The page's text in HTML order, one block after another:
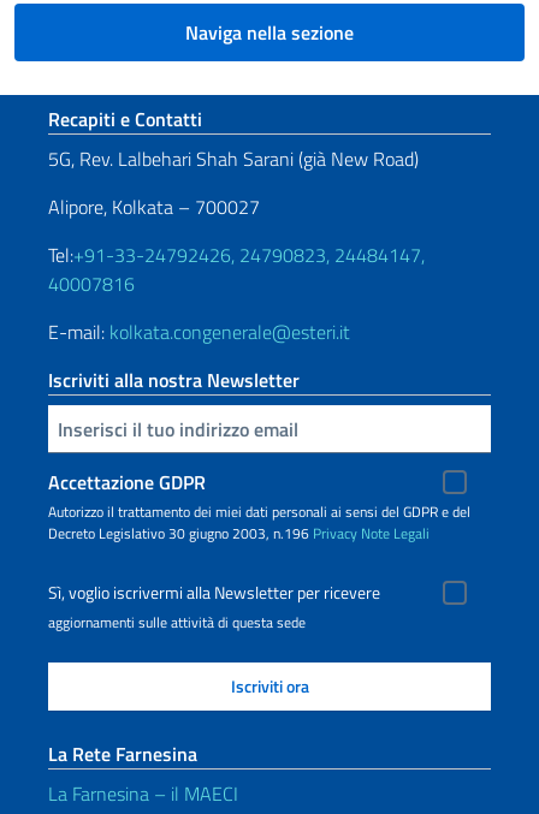
Naviga nella sezione
Sezione footer
Recapiti e Contatti
5G, Rev. Lalbehari Shah Sarani (già New Road)
Alipore, Kolkata – 700027
Tel:+91-33-24792426, 24790823, 24484147,
40007816
E-mail: kolkata.congenerale@esteri.it
Iscriviti alla nostra Newsletter
Inserisci la tua email
Accettazione GDPR
Autorizzo il trattamento dei miei dati personali ai sensi del GDPR e del
Decreto Legislativo 30 giugno 2003, n.196 Privacy Note Legali
Sì, voglio iscrivermi alla Newsletter per ricevere
aggiornamenti sulle attività di questa sede
La Rete Farnesina
La Farnesina – il MAECI